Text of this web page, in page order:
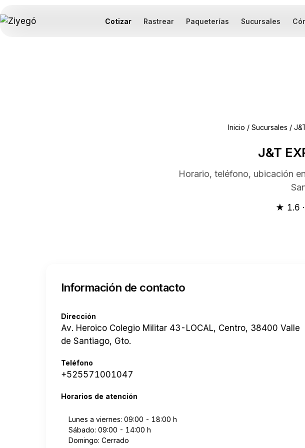
Cotizar Rastrear Paqueterías Sucursales
Inicio / Sucursales /
J&T
Horario, teléfono, ubicación
★ 1.6
Información de contacto
Dirección
Av. Heroico Colegio Militar 43-LOCAL, Centro, 38400 Valle
de Santiago, Gto.
Teléfono
+525571001047
Horarios de atención
Lunes a viernes: 09:00 - 18:00 h
Sábado: 09:00 - 14:00 h
Domingo: Cerrado